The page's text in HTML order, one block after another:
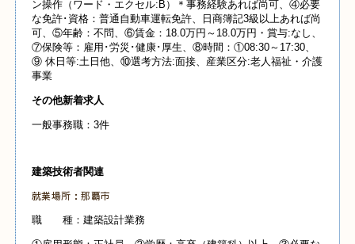
ン操作（ワード・エクセル:B）＊事務経験あれば尚可、④必要
な免許･資格：普通自動車運転免許、日商簿記3級以上あれば尚
可、⑤年齢：不問、⑥賃金：18.0万円～18.0万円・賞与:なし、
⑦保険等：雇用･労災･健康･厚生、⑧時間：①08:30～17:30、
⑨ 休日等:土日他、⑩選考方法:面接、産業区分:老人福祉・介護
事業
その他新着求人
一般事務職：3件
建築技術者関連
就業場所：那覇市
職 種：建築設計業務